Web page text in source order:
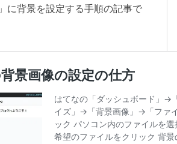
に背景を設定する手順の記事で